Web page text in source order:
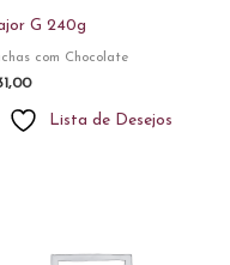
G 240g
com Chocolate
Lista de Desejos